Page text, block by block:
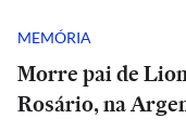
MEMÓRIA
Morre pai de
Rosário, na